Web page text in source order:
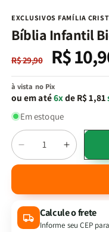
1
janela
EXCLUSIVOS FAMÍLIA
Bíblia Infantil
Preço
normal
R$ 29,90
Preço
R$
à vista no Pix
ou em até6xde R$ 1,81
Em estoque
Quantidade
Diminuir
a
Bíblia
Infantil
Bichos
Aumentar
a
Bíblia
Infantil
Bichos
Calcule o frete
Informe seu CEP